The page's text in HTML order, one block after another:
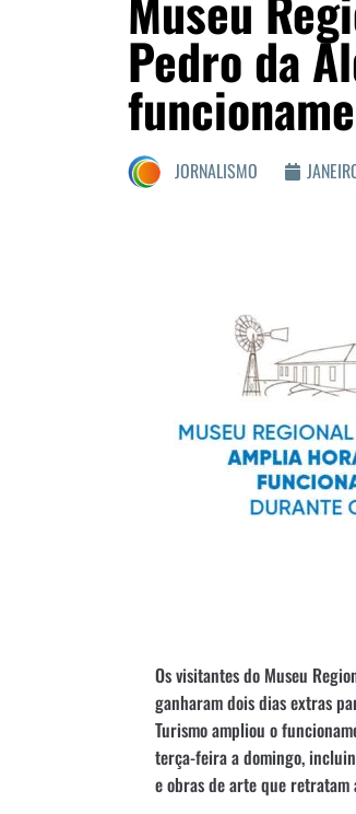
Pedro da
JORNALISMO
Os visitantes do Museu
ganharam dois dias extras
Turismo ampliou o
terça-feira a domingo,
e obras de arte que retratam